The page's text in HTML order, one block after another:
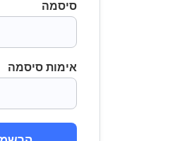
סיסמה
אימות סיסמה